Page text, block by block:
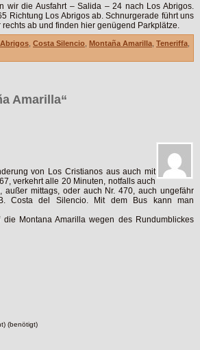
wir die Ausfahrt – Salida – 24 nach Los Abrigos.
Richtung Los Abrigos ab. Schnurgerade führt uns
ab und finden hier genügend Parkplätze.
Abrigos Costa Silencio Montaña Amarilla Teneriffa
Amarilla“
von Los Cristianos aus auch mit
verkehrt alle 20 Minuten, notfalls auch
außer mittags, oder auch Nr. 470, auch ungefähr
Costa del Silencio. Mit dem Bus kann man
Montana Amarilla wegen des Rundumblickes
(benötigt)